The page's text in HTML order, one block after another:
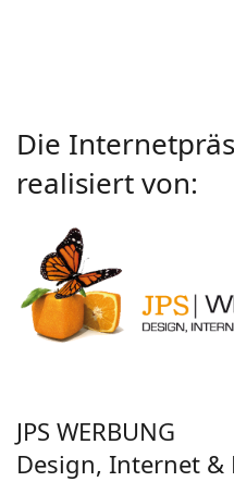
Die
realisiert von:
JPS WERBUNG
Design, Internet